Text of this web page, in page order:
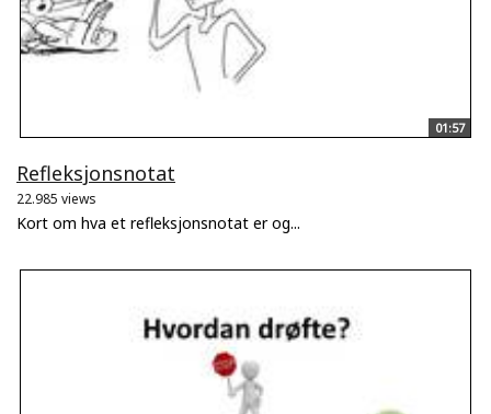
01:57
Refleksjonsnotat
22.985 views
Kort om hva et refleksjonsnotat er og...